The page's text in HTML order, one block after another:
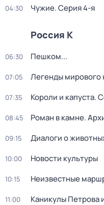
04:30 Чужие. Серия 4-я
Россия К
06:30 Пешком...
07:05 Легенды мирового
07:35 Короли и капуста.
08:45 Роман в камне.
09:15 Диалоги о
10:00 Новости культуры
10:15 Неизвестные
11:00 Каникулы Петрова